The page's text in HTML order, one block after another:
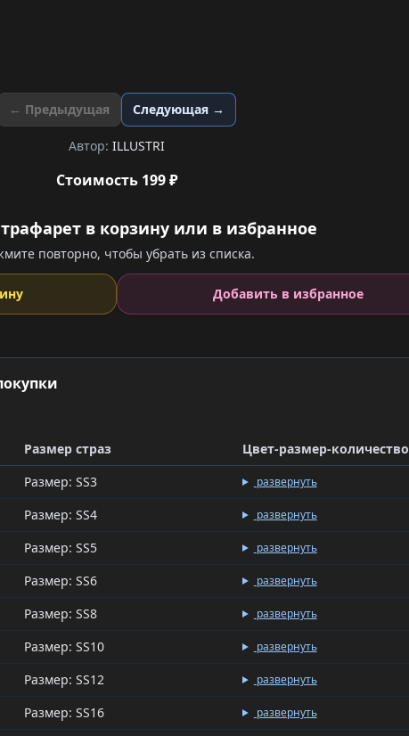
← Предыдущая Следующая →
Автор: ILLUSTRI
Стоимость 199 ₽
в корзину или в избранное
повторно, чтобы убрать из списка.
Добавить в избранное
Размер страз
Цвет-размер-количество
Размер: SS3 развернуть
Размер: SS4 развернуть
Размер: SS5 развернуть
Размер: SS6 развернуть
Размер: SS8 развернуть
Размер: SS10 развернуть
Размер: SS12 развернуть
Размер: SS16 развернуть